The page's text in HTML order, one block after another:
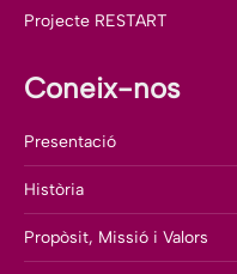
Projecte RESTART
Coneix-nos
Presentació
Història
Propòsit, Missió i Valors